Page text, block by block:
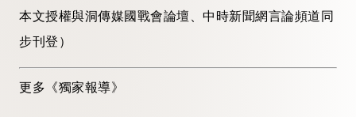
本文授權與洞傳媒國戰會論壇、中時新聞網言論頻道同
步刊登）
更多《獨家報導》